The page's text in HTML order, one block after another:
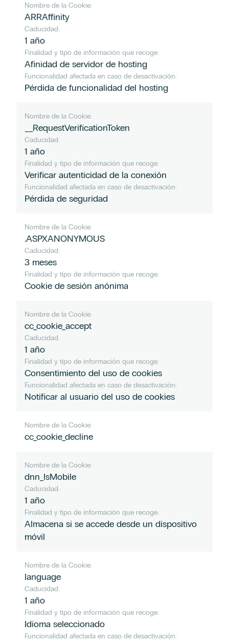
Nombre de la Cookie:
ARRAffinity
Caducidad:
1 año
Finalidad y tipo de información que recoge:
Afinidad de servidor de hosting
Funcionalidad afectada en caso de desactivación:
Pérdida de funcionalidad del hosting
Nombre de la Cookie:
__RequestVerificationToken
Caducidad:
1 año
Finalidad y tipo de información que recoge:
Verificar autenticidad de la conexión
Funcionalidad afectada en caso de desactivación:
Pérdida de seguridad
Nombre de la Cookie:
.ASPXANONYMOUS
Caducidad:
3 meses
Finalidad y tipo de información que recoge:
Cookie de sesión anónima
Nombre de la Cookie:
cc_cookie_accept
Caducidad:
1 año
Finalidad y tipo de información que recoge:
Consentimiento del uso de cookies
Funcionalidad afectada en caso de desactivación:
Notificar al usuario del uso de cookies
Nombre de la Cookie:
cc_cookie_decline
Nombre de la Cookie:
dnn_IsMobile
Caducidad:
1 año
Finalidad y tipo de información que recoge:
Almacena si se accede desde un dispositivo
móvil
Nombre de la Cookie:
language
Caducidad:
1 año
Finalidad y tipo de información que recoge:
Idioma seleccionado
Funcionalidad afectada en caso de desactivación: